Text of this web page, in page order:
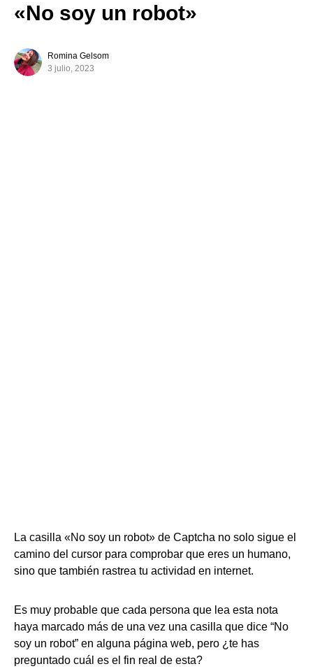
«No soy un robot»
Romina Gelsom
3 julio, 2023
La casilla «No soy un robot» de Captcha no solo sigue el
camino del cursor para comprobar que eres un humano,
sino que también rastrea tu actividad en internet.
Es muy probable que cada persona que lea esta nota
haya marcado más de una vez una casilla que dice “No
soy un robot” en alguna página web, pero ¿te has
preguntado cuál es el fin real de esta?